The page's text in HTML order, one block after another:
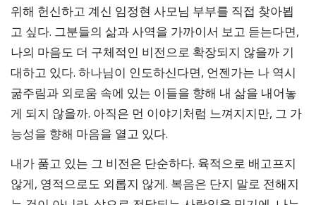
위해 헌신하고 계신 임정현 사모님 부부를 직접 찾아뵙
고 싶다. 그분들의 삶과 사역을 가까이서 보고 듣는다면,
나의 마음도 더 구체적인 비전으로 확장되지 않을까 기
대하고 있다. 하나님이 인도하신다면, 언젠가는 나 역시
굶주림과 외로움 속에 있는 이들을 향해 내 삶을 내어놓
게 되지 않을까. 아직은 먼 이야기처럼 느껴지지만, 그 가
능성을 향해 마음을 열고 있다.
내가 품고 있는 그 비전은 단순하다. 육적으로 배고프지
않게, 영적으로도 외롭지 않게. 복음은 단지 말로 전해지